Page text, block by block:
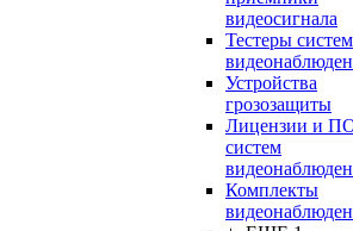
видеосигнала
Тестеры систем
Устройства
грозозащиты
Лицензии и
систем
Комплекты